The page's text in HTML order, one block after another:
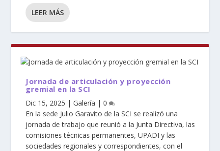
LEER MÁS
Jornada de articulación y proyección
gremial en la SCI
Dic 15, 2025 |Galería |0
En la sede Julio Garavito de la SCI se realizó una
jornada de trabajo que reunió a la Junta Directiva, las
comisiones técnicas permanentes, UPADI y las
sociedades regionales y correspondientes, con el